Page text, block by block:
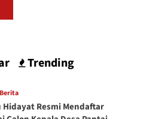
Trending
Hidayat Resmi Mendaftar